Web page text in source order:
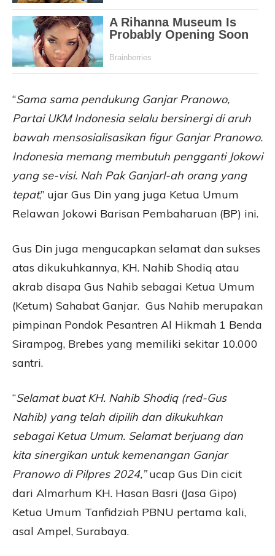
“Sama sama pendukung Ganjar Pranowo,
Partai UKM Indonesia selalu bersinergi di aruh
bawah mensosialisasikan figur Ganjar Pranowo.
Indonesia memang membutuh pengganti Jokowi
yang se-visi. Nah Pak Ganjarl-ah orang yang
tepat,” ujar Gus Din yang juga Ketua Umum
Relawan Jokowi Barisan Pembaharuan (BP) ini.
Gus Din juga mengucapkan selamat dan sukses
atas dikukuhkannya, KH. Nahib Shodiq atau
akrab disapa Gus Nahib sebagai Ketua Umum
(Ketum) Sahabat Ganjar. Gus Nahib merupakan
pimpinan Pondok Pesantren Al Hikmah 1 Benda
Sirampog, Brebes yang memiliki sekitar 10.000
santri.
“Selamat buat KH. Nahib Shodiq (red-Gus
Nahib) yang telah dipilih dan dikukuhkan
sebagai Ketua Umum. Selamat berjuang dan
kita sinergikan untuk kemenangan Ganjar
Pranowo di Pilpres 2024,”ucap Gus Din cicit
dari Almarhum KH. Hasan Basri (Jasa Gipo)
Ketua Umum Tanfidziah PBNU pertama kali,
asal Ampel, Surabaya.